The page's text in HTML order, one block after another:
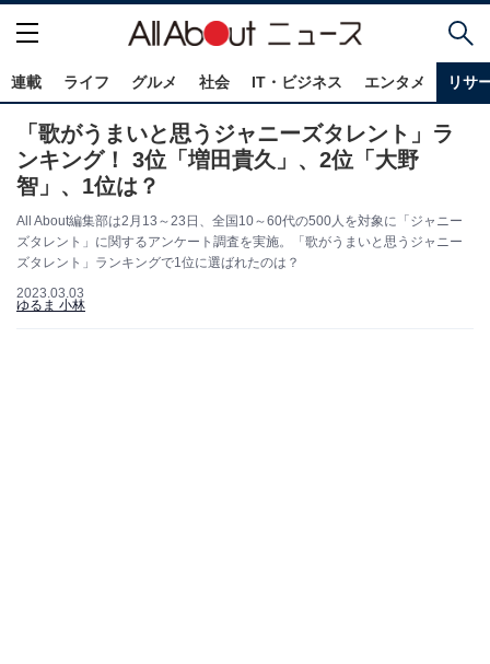
連載 ライフ グルメ 社会 IT・ビジネス エンタメ リサ
「歌がうまいと思うジャニーズタレント」ラ
ンキング！ 3位「増田貴久」、2位「大野
智」、1位は？
All About編集部は2月13～23日、全国10～60代の500人を対象に「ジャニー
ズタレント」に関するアンケート調査を実施。「歌がうまいと思うジャニー
ズタレント」ランキングで1位に選ばれたのは？
2023.03.03
ゆるま 小林